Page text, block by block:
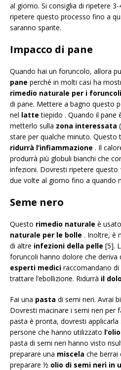
al giorno. Si consiglia di ripetere
ripetere questo processo fino a
saranno sparite.
Impacco di pane
Quando hai un foruncolo, allora
pane perché in molti casi ha
rimedio naturale per i foruncoli
di pane. Mettere a bagno questo
nel latte tiepido . Quando il pane
metterlo sulla zona interessata
stare per qualche minuto. Questo
ridurrà l’infiammazione . Il
produrrà più globuli bianchi che
infezioni. Dovresti ripetere questo
due volte al giorno fino a quando
Seme nero
Questo rimedio naturale è
naturale per le bolle . Inoltre, è
di altre infezioni della pelle [5].
foruncoli hanno dolore che deriva
esperti medici raccomandano di
trattare l’ebollizione. Ridurrà il
Fai una pasta di semi neri. Avrai
Dovresti macinare i semi neri per
pasta è pronta, dovresti
persone che hanno utilizzato
pasta di semi neri hanno visto
preparare una miscela che berrai
preparare ½ olio di semi neri in